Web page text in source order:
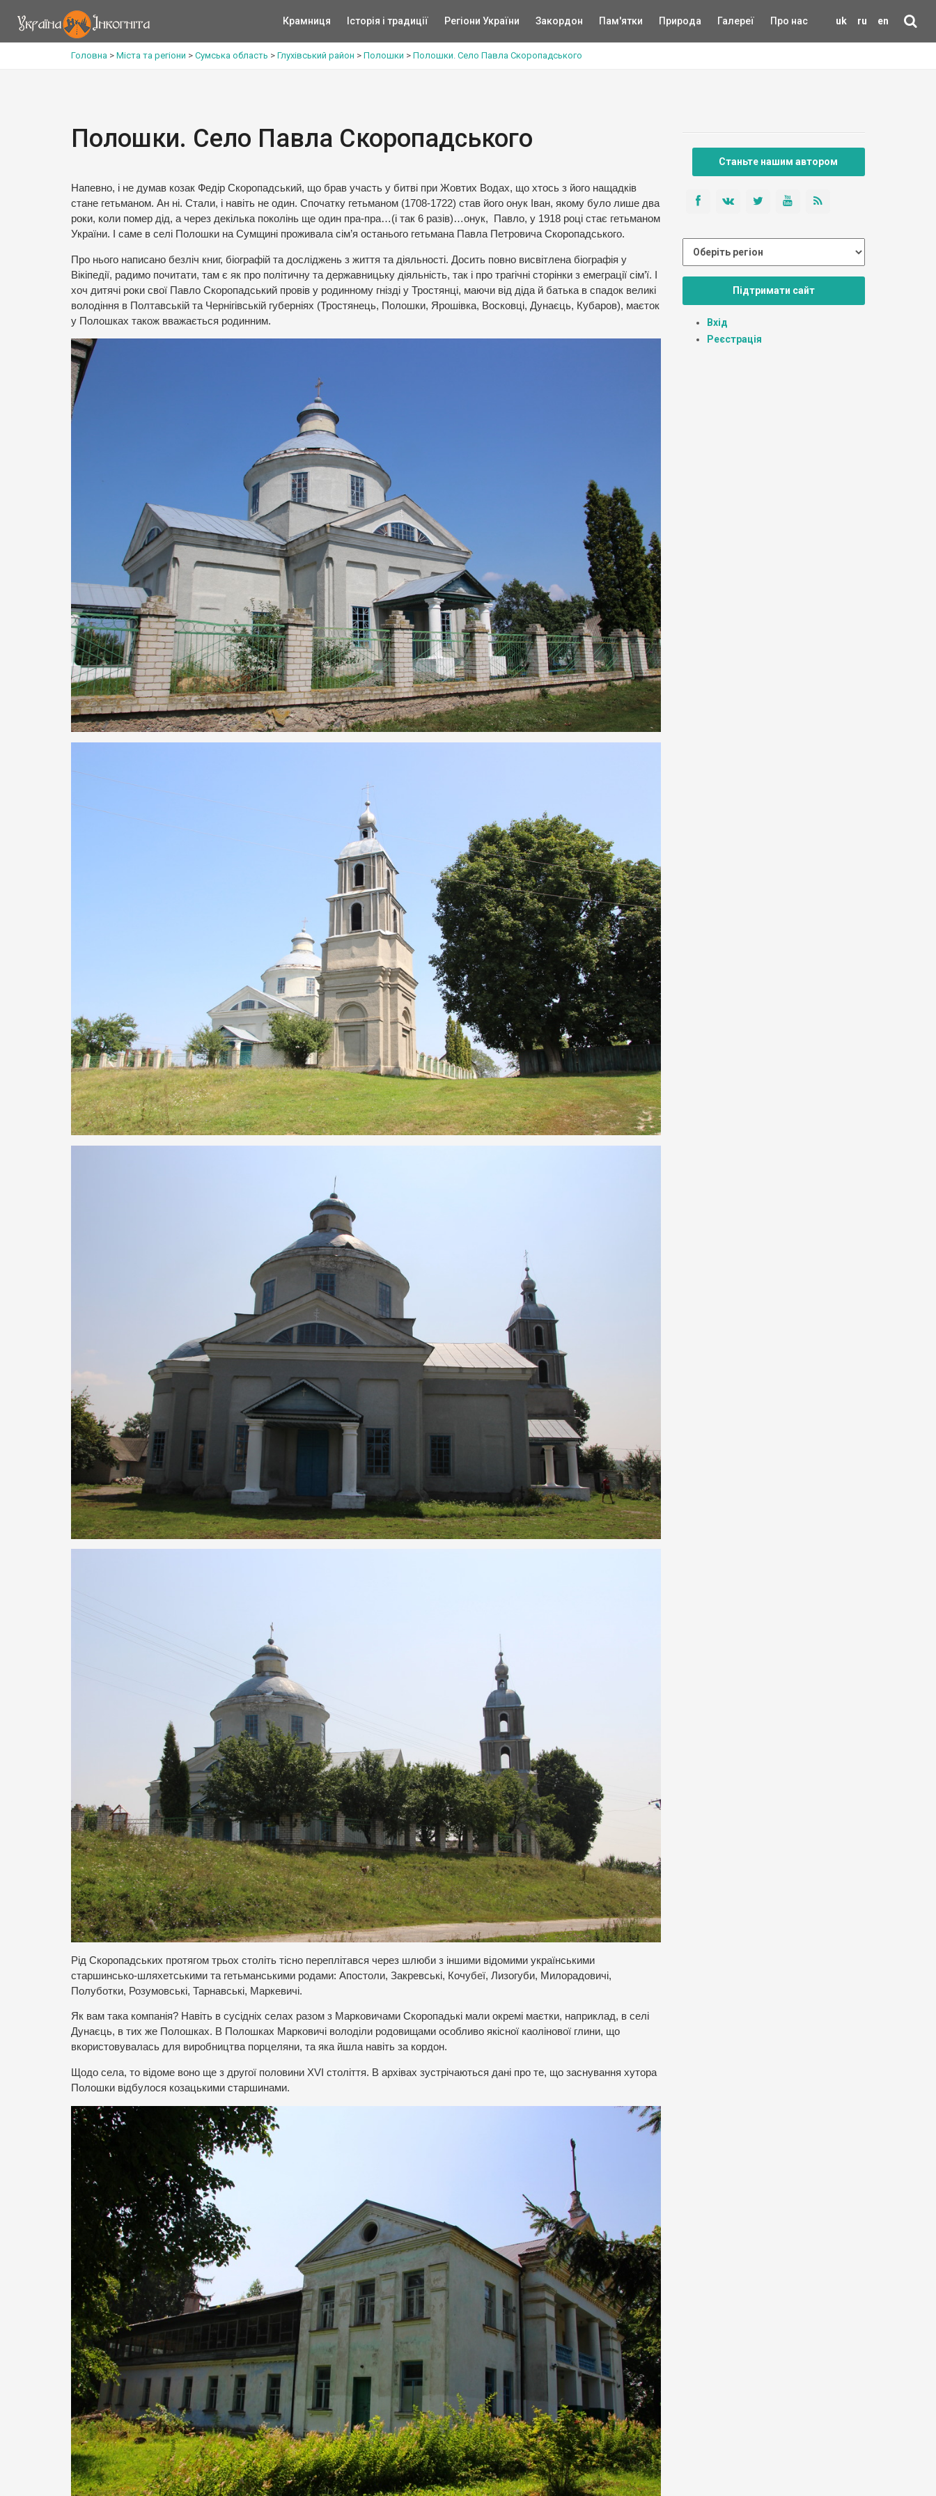
uk ru en
Крамниця Історія і традиції Регіони України Закордон Пам'ятки Природа Галереї Про нас
Головна > Міста та регіони > Сумська область > Глухівський район > Полошки > Полошки. Село Павла Скоропадського
Полошки. Село Павла Скоропадського
Напевно, і не думав козак Федір Скоропадський, що брав участь у битві при Жовтих Водах, що хтось з його нащадків
стане гетьманом. Ан ні. Стали, і навіть не один. Спочатку гетьманом (1708-1722) став його онук Іван, якому було лише два
роки, коли помер дід, а через декілька поколінь ще один пра-пра…(і так 6 разів)…онук, Павло, у 1918 році стає гетьманом
України. І саме в селі Полошки на Сумщині проживала сім’я останього гетьмана Павла Петровича Скоропадського.
Про нього написано безліч книг, біографій та досліджень з життя та діяльності. Досить повно висвітлена біографія у
Вікіпедії, радимо почитати, там є як про політичну та державницьку діяльність, так і про трагічні сторінки з емеграції сім’ї. І
хоч дитячі роки свої Павло Скоропадський провів у родинному гнізді у Тростянці, маючи від діда й батька в спадок великі
володіння в Полтавській та Чернігівській губерніях (Тростянець, Полошки, Ярошівка, Восковці, Дунаєць, Кубаров), маєток
у Полошках також вважається родинним.
Рід Скоропадських протягом трьох століть тісно переплітався через шлюби з іншими відомими українськими
старшинсько-шляхетськими та гетьманськими родами: Апостоли, Закревські, Кочубеї, Лизогуби, Милорадовичі,
Полуботки, Розумовські, Тарнавські, Маркевичі.
Як вам така компанія? Навіть в сусідніх селах разом з Марковичами Скоропадькі мали окремі маєтки, наприклад, в селі
Дунаєць, в тих же Полошках. В Полошках Марковичі володіли родовищами особливо якісної каолінової глини, що
вкористовувалась для виробництва порцеляни, та яка йшла навіть за кордон.
Щодо села, то відоме воно ще з другої половини XVI століття. В архівах зустрічаються дані про те, що заснування хутора
Полошки відбулося козацькими старшинами.
Станьте нашим автором
Підтримати сайт
Вхід
Реєстрація